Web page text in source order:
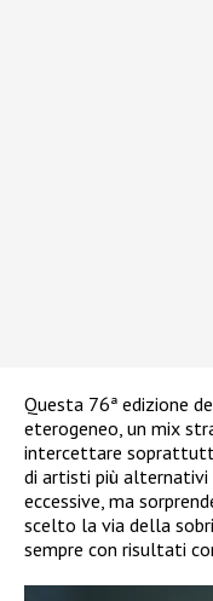
Questa 76ª edizione
eterogeneo, un mix
intercettare
di artisti più
eccessive, ma
scelto la via della
sempre con risultati